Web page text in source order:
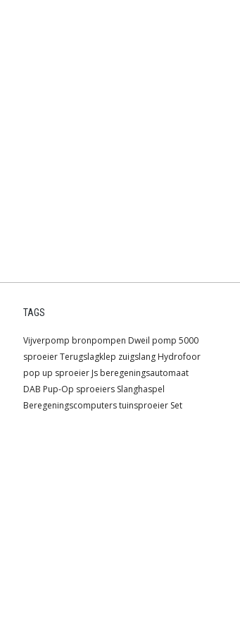
TAGS
Vijverpomp bronpompen Dweil pomp 5000
sproeierTerugslagklep zuigslang Hydrofoor
pop up sproeier Js beregeningsautomaat
DAB Pup-Op sproeiers Slanghaspel
Beregeningscomputerstuinsproeier Set